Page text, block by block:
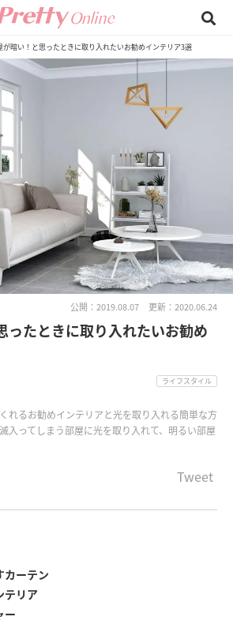
が暗い！と思ったときに取り入れたいお勧めインテリア3選
公開：2019.08.07 更新：2020.06.24
ったときに取り入れたいお勧め
ライフスタイル
れるお勧めインテリアと光を取り入れる簡単な方
入ってしまう部屋に光を取り入れて、明るい部屋
Tweet
カーテン
テリア
ー